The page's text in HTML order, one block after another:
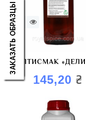
ЗАКАЗАТЬ ОБРАЗЦЫ
КОПТИСМАК
BROWN»
КОПТИЛЬНЫЙ
145,20₴